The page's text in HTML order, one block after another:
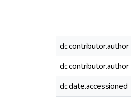
dc.contributor.author
dc.contributor.author
dc.date.accessioned